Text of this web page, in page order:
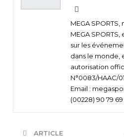
MEGA
MEGA
sur les
dans le monde,
autorisation
N°0083/HAAC/
Email :
(00228) 90 79
ARTICLE